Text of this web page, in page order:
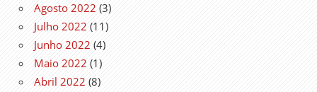
Agosto 2022 (3)
Julho 2022 (11)
Junho 2022 (4)
Maio 2022 (1)
Abril 2022 (8)